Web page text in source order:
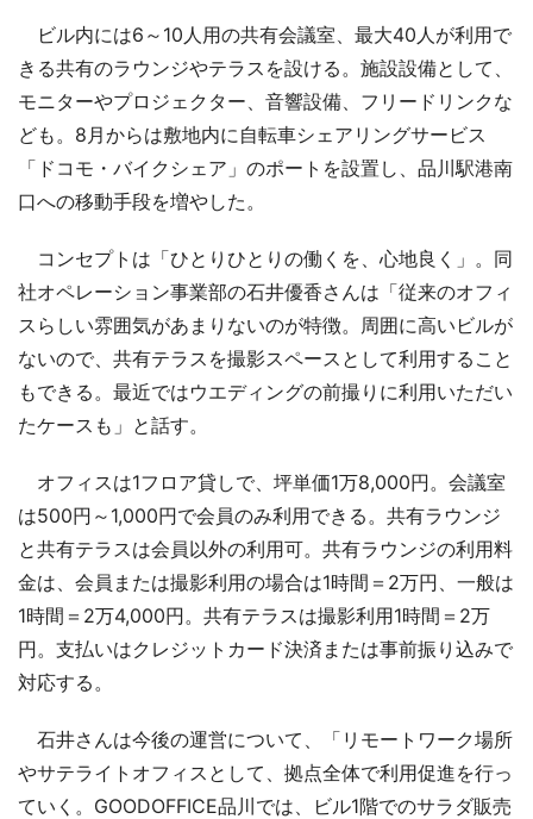
ビル内には6～10人用の共有会議室、最大40人が利用で
きる共有のラウンジやテラスを設ける。施設設備として、
モニターやプロジェクター、音響設備、フリードリンクな
ども。8月からは敷地内に自転車シェアリングサービス
「ドコモ・バイクシェア」のポートを設置し、品川駅港南
口への移動手段を増やした。
コンセプトは「ひとりひとりの働くを、心地良く」。同
社オペレーション事業部の石井優香さんは「従来のオフィ
スらしい雰囲気があまりないのが特徴。周囲に高いビルが
ないので、共有テラスを撮影スペースとして利用すること
もできる。最近ではウエディングの前撮りに利用いただい
たケースも」と話す。
オフィスは1フロア貸しで、坪単価1万8,000円。会議室
は500円～1,000円で会員のみ利用できる。共有ラウンジ
と共有テラスは会員以外の利用可。共有ラウンジの利用料
金は、会員または撮影利用の場合は1時間＝2万円、一般は
1時間＝2万4,000円。共有テラスは撮影利用1時間＝2万
円。支払いはクレジットカード決済または事前振り込みで
対応する。
石井さんは今後の運営について、「リモートワーク場所
やサテライトオフィスとして、拠点全体で利用促進を行っ
ていく。GOODOFFICE品川では、ビル1階でのサラダ販売